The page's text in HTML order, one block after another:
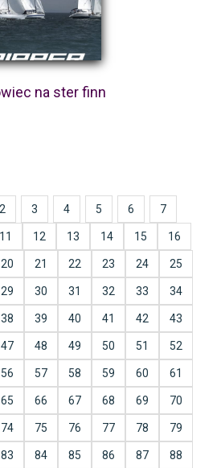
na ster finn
2 3 4 5 6 7
11 12 13 14 15 16
20 21 22 23 24 25
29 30 31 32 33 34
38 39 40 41 42 43
47 48 49 50 51 52
56 57 58 59 60 61
65 66 67 68 69 70
74 75 76 77 78 79
83 84 85 86 87 88